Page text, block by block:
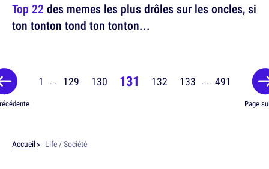
Top 22 des memes les plus drôles sur les oncles, si
ton tonton tond ton tonton...
1 ... 129 130 131 132 133 ... 491
Page
Accueil Life / Société